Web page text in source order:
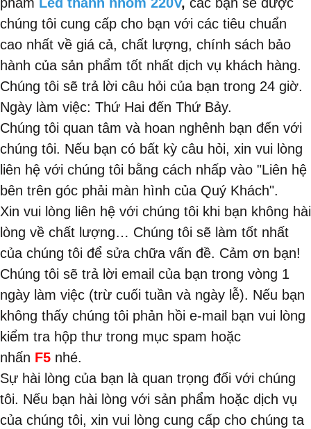
chúng tôi cung cấp cho bạn với các tiêu chuẩn
cao nhất về giá cả, chất lượng, chính sách bảo
hành của sản phẩm tốt nhất dịch vụ khách hàng.
Chúng tôi sẽ trả lời câu hỏi của bạn trong 24 giờ.
Ngày làm việc: Thứ Hai đến Thứ Bảy.
Chúng tôi quan tâm và hoan nghênh bạn đến với
chúng tôi. Nếu bạn có bất kỳ câu hỏi, xin vui lòng
liên hệ với chúng tôi bằng cách nhấp vào "Liên hệ
bên trên góc phải màn hình của Quý Khách".
Xin vui lòng liên hệ với chúng tôi khi bạn không hài
lòng về chất lượng… Chúng tôi sẽ làm tốt nhất
của chúng tôi để sửa chữa vấn đề. Cảm ơn bạn!
Chúng tôi sẽ trả lời email của bạn trong vòng 1
ngày làm việc (trừ cuối tuần và ngày lễ). Nếu bạn
không thấy chúng tôi phản hồi e-mail bạn vui lòng
kiểm tra hộp thư trong mục spam hoặc
nhấn F5 nhé.
Sự hài lòng của bạn là quan trọng đối với chúng
tôi. Nếu bạn hài lòng với sản phẩm hoặc dịch vụ
của chúng tôi, xin vui lòng cung cấp cho chúng ta